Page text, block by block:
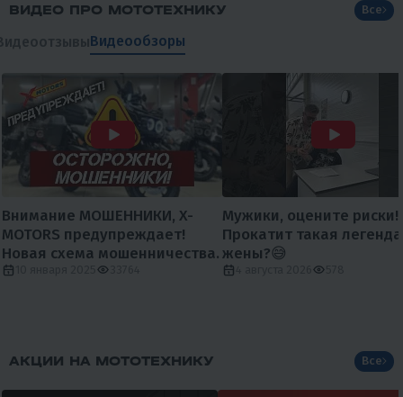
ВИДЕО ПРО МОТОТЕХНИКУ
Видеообзоры
Все
Внимание МОШЕННИКИ, X-
MOTORS предупреждает!
Новая схема мошенничества.
Мужики, оцените риски!
Прокатит такая
жены?😅
АКЦИИ НА МОТОТЕХНИКУ Все